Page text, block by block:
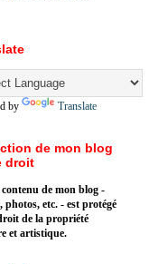
by Translate
de mon blog
droit
de mon blog -
photos, etc. - est protégé
de la propriété
et artistique.